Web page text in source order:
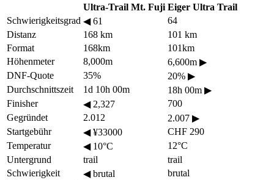
Ultra-Trail Mt. Fuji Eiger Ultra Trail
Schwierigkeitsgrad ◀61
64
Distanz
168 km
101 km
Format
168km
101km
Höhenmeter
8,000m 6,600m ▶
DNF-Quote
35% 20% ▶
Durchschnittszeit
1d 10h 00m 18h 00m ▶
Finisher
◀2,327
700
Gegründet
2.012 2.007 ▶
Startgebühr
◀¥33000
CHF 290
Temperatur
◀10°C
12°C
Untergrund
trail
trail
Schwierigkeit
◀brutal
brutal